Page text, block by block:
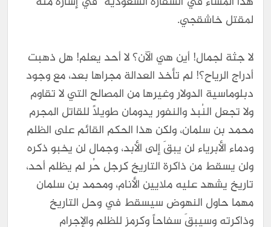
لمقتل خاشقجي.
لا جثة لجمال! أين هي الآن؟ لا أحد يعلم! هل ذهبت
أدراج الرياح؟! لم تأخذ العدالة مجراها بعد، مع وجود
دبلوماسية الدولار وغيرها من المصالح التي لا تقاوم
ولا تجعل النُبذ والنفور يدومان طويلاً للقاتل المجرم
محمد بن سلمان، ولكن هذا الحكم القائم على الظلم
ودماء الأبرياء لن يبقَ إلى الأبد، وجمال لن يخبو ذكره
ولن يسقط من ذاكرة التاريخ كرجل حُر لم يظلم أحد،
تاريخ يشهد عليه ملايين الأنام، ومحمد بن سلمان
مهما حاول النهوض سيسقط في وحل التاريخ
وذاكرته وسيبقَ سفاحاً وكرمز للظلم والإجرام